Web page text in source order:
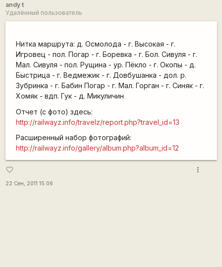
andy t
Удалённый пользователь
Нитка маршрута: д. Осмолода - г. Высокая - г.
Игровец - пол. Погар - г. Боревка - г. Бол. Сивуля - г.
Мал. Сивуля - пол. Рущина - ур. Пёкло - г. Окопы - д.
Быстрица - г. Ведмежик - г. Довбушанка - дол. р.
Зубринка - г. Бабин Погар - г. Мал. Горган - г. Синяк - г.
Хомяк - вдп. Гук - д. Микуличин
Отчет (с фото) здесь:
http://railwayz.info/travelz/report.php?travel_id=13
Расширенный набор фотографий:
http://railwayz.info/gallery/album.php?album_id=12
favorite_border
22 Сен, 2011 15:06
more_vert